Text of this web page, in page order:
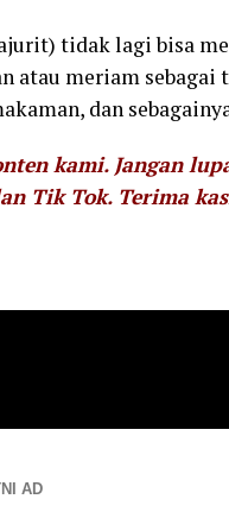
tidak lagi bisa
atau meriam sebagai
dan
kami. Jangan
Tik Tok. Terima
AD